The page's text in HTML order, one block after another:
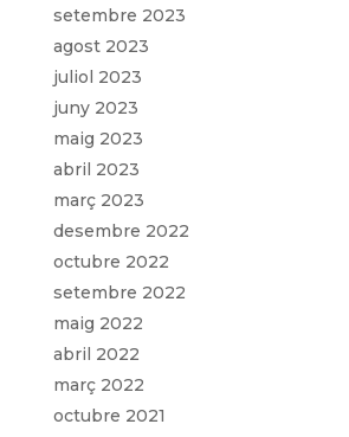
setembre 2023
agost 2023
juliol 2023
juny 2023
maig 2023
abril 2023
març 2023
desembre 2022
octubre 2022
setembre 2022
maig 2022
abril 2022
març 2022
octubre 2021